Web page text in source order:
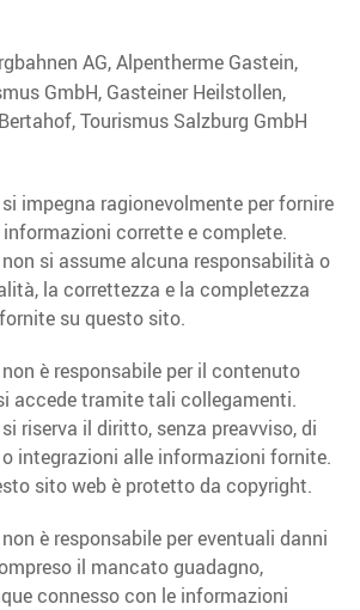
AG, Alpentherme Gastein,
GmbH, Gasteiner Heilstollen,
Tourismus Salzburg GmbH
impegna ragionevolmente per fornire
corrette e complete.
si assume alcuna responsabilità o
la correttezza e la completezza
su questo sito.
è responsabile per il contenuto
accede tramite tali collegamenti.
riserva il diritto, senza preavviso, di
integrazioni alle informazioni fornite.
sito web è protetto da copyright.
è responsabile per eventuali danni
il mancato guadagno,
connesso con le informazioni